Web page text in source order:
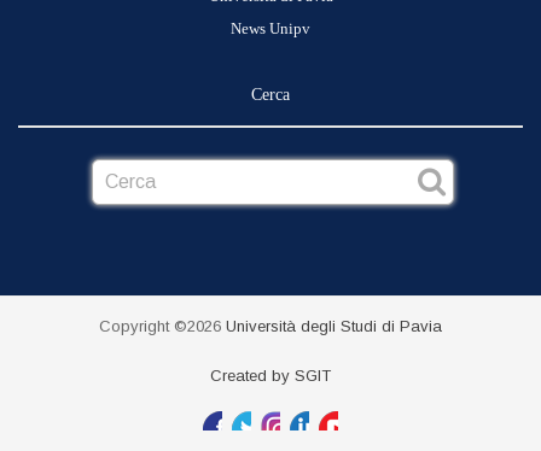
News Unipv
Cerca
Copyright ©2026 Università degli Studi di Pavia
Created by SGIT